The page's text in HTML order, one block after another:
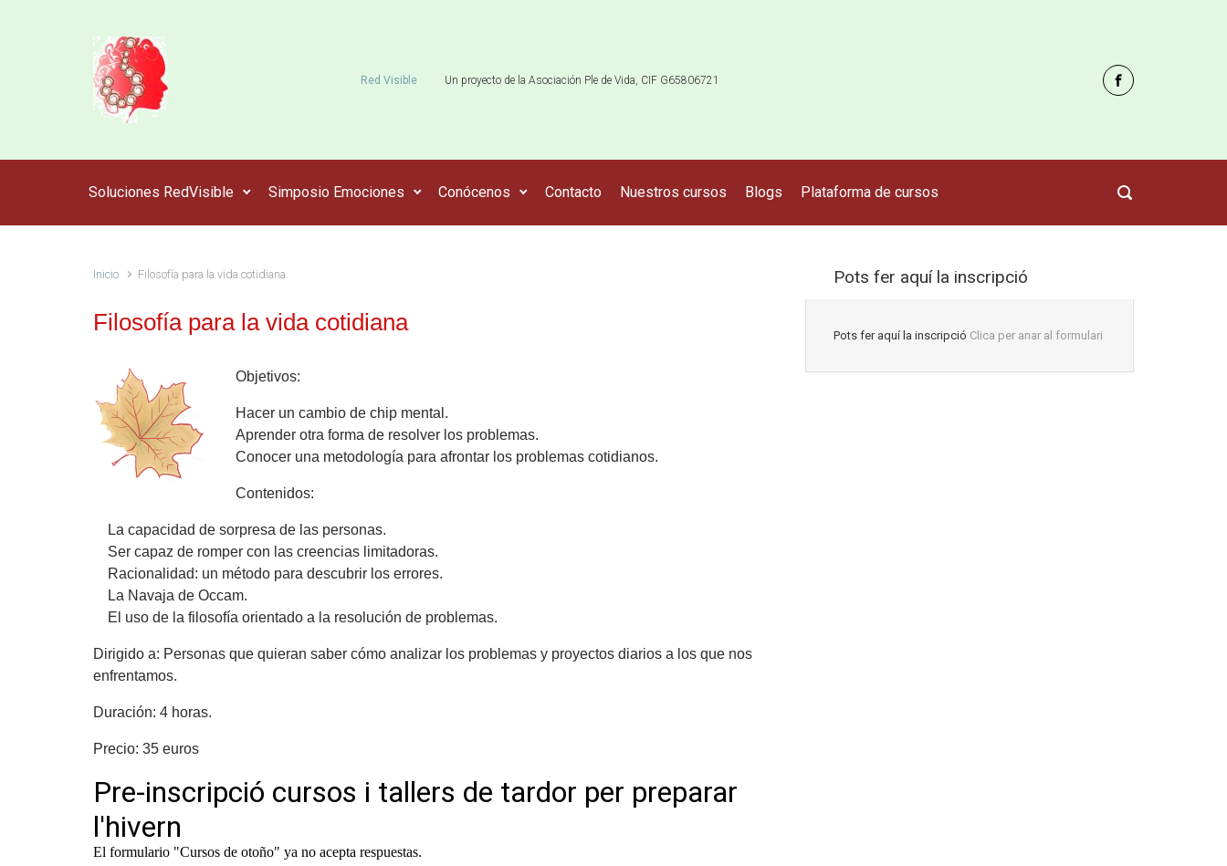
Red Visible Un proyecto de la Asociación Ple de Vida, CIF G65806721
Soluciones RedVisible Simposio Emociones Conócenos Contacto Nuestros cursos Blogs Plataforma de cursos
Inicio Filosofía para la vida cotidiana
Filosofía para la vida cotidiana
Objetivos:
Hacer un cambio de chip mental.
Aprender otra forma de resolver los problemas.
Conocer una metodología para afrontar los problemas cotidianos.
Contenidos:
La capacidad de sorpresa de las personas.
Ser capaz de romper con las creencias limitadoras.
Racionalidad: un método para descubrir los errores.
La Navaja de Occam.
El uso de la filosofía orientado a la resolución de problemas.
Dirigido a: Personas que quieran saber cómo analizar los problemas y proyectos diarios a los que nos
enfrentamos.
Duración: 4 horas.
Precio: 35 euros
Pots fer aquí la inscripció
Pots fer aquí la inscripció Clica per anar al formulari